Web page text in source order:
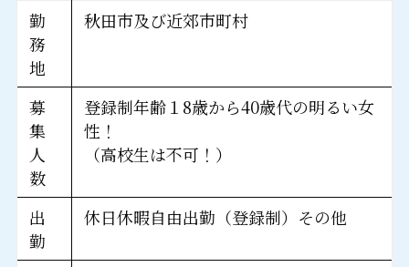
勤
務
地
秋田市及び近郊市町村
募
集
人
数
登録制年齢１8歳から40歳代の明るい女
性！
（高校生は不可！）
出
勤
休日休暇自由出勤（登録制）その他